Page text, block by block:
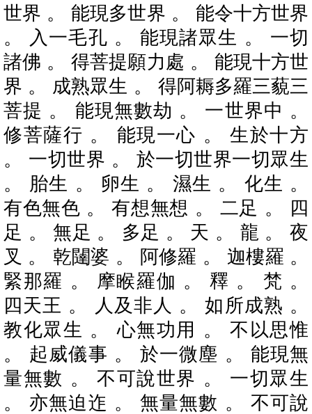
世界 。 能現多世界 。 能令十方世界
。 入一毛孔 。 能現諸眾生 。 一切
諸佛 。 得菩提願力處 。 能現十方世
界 。 成熟眾生 。 得阿耨多羅三藐三
菩提 。 能現無數劫 。 一世界中 。
修菩薩行 。 能現一心 。 生於十方
。 一切世界 。 於一切世界一切眾生
。 胎生 。 卵生 。 濕生 。 化生 。
有色無色 。 有想無想 。 二足 。 四
足 。 無足 。 多足 。 天 。 龍 。 夜
叉 。 乾闥婆 。 阿修羅 。 迦樓羅 。
緊那羅 。 摩睺羅伽 。 釋 。 梵 。
四天王 。 人及非人 。 如所成熟 。
教化眾生 。 心無功用 。 不以思惟
。 起威儀事 。 於一微塵 。 能現無
量無數 。 不可說世界 。 一切眾生
。 亦無迫迮 。 無量無數 。 不可說